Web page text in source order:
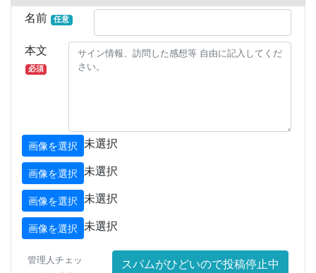
名前
任意
本文
必須
画像を選択 未選択
画像を選択 未選択
画像を選択 未選択
画像を選択 未選択
管理人チェッ
スパムがひどいので投稿停止中